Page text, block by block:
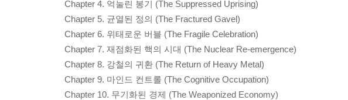
Chapter 4. 억눌린 봉기 (The Suppressed Uprising)
Chapter 5. 균열된 정의 (The Fractured Gavel)
Chapter 6. 위태로운 버블 (The Fragile Celebration)
Chapter 7. 재점화된 핵의 시대 (The Nuclear Re-emergence)
Chapter 8. 강철의 귀환 (The Return of Heavy Metal)
Chapter 9. 마인드 컨트롤 (The Cognitive Occupation)
Chapter 10. 무기화된 경제 (The Weaponized Economy)